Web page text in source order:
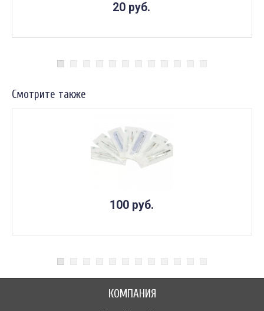
20 руб.
Смотрите также
100 руб.
КОМПАНИЯ